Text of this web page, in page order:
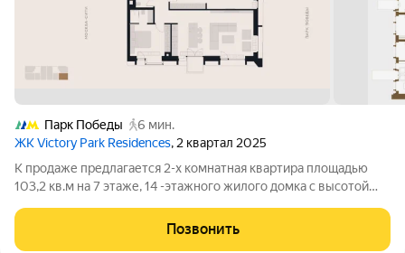
Парк Победы
6 мин.
ЖК Victory Park Residences, 2 квартал 2025
К продаже предлагается 2-х комнатная квартира площадью
103,2 кв.м на 7 этаже, 14 -этажного жилого домка с высотой
(ЗАО, район Дорогомилово). Собственник: юр. лицо. ЖК Victory
Park
Позвонить